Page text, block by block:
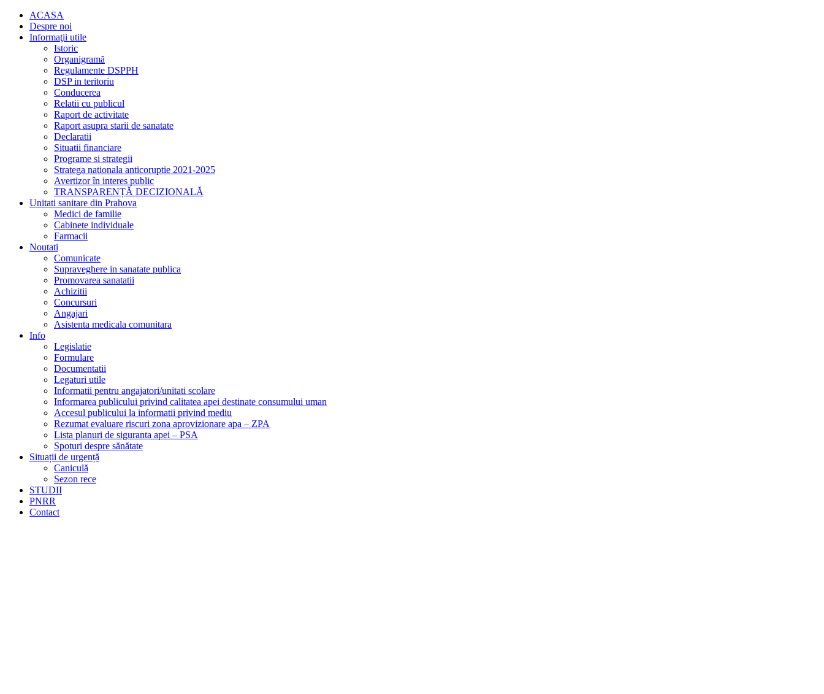
ACASA
Despre noi
Informaţii utile
Istoric
Organigramă
Regulamente DSPPH
DSP in teritoriu
Conducerea
Relatii cu publicul
Raport de activitate
Raport asupra starii de sanatate
Declaratii
Situatii financiare
Programe si strategii
Stratega nationala anticoruptie 2021-2025
Avertizor în interes public
TRANSPARENȚĂ DECIZIONALĂ
Unitati sanitare din Prahova
Medici de familie
Cabinete individuale
Farmacii
Noutati
Comunicate
Supraveghere in sanatate publica
Promovarea sanatatii
Achizitii
Concursuri
Angajari
Asistenta medicala comunitara
Info
Legislatie
Formulare
Documentatii
Legaturi utile
Informatii pentru angajatori/unitati scolare
Informarea publicului privind calitatea apei destinate consumului uman
Accesul publicului la informatii privind mediu
Rezumat evaluare riscuri zona aprovizionare apa – ZPA
Lista planuri de siguranta apei – PSA
Spoturi despre sănătate
Situații de urgență
Caniculă
Sezon rece
STUDII
PNRR
Contact